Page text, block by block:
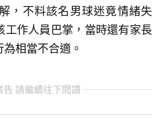
，不料該名男球迷竟情緒失
工作人員巴掌，當時還有家長
相當不合適。
告 請繼續往下閱讀